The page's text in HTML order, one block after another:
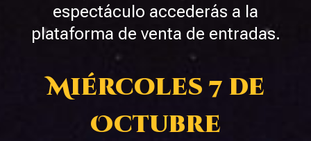
espectáculo accederás a la
plataforma de venta de entradas.
Miércoles 7 de
Octubre